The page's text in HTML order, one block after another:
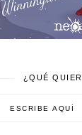
¿QUÉ